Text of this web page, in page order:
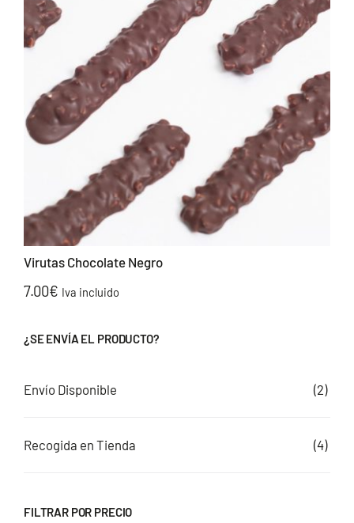
¿SE ENVÍA EL PRODUCTO?
Envío Disponible (2)
Recogida en Tienda (4)
FILTRAR POR PRECIO
Virutas Chocolate Negro
7.00€ Iva incluido